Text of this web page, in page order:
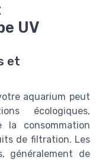
UV
et
aquarium peut
écologiques,
consommation
de filtration. Les
généralement de